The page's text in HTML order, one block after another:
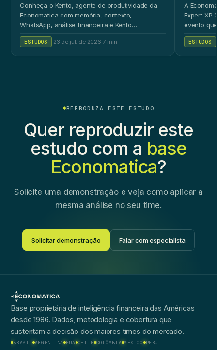
Conheça o Kento, agente de produtividade da
Economatica com memória, contexto,
WhatsApp, análise financeira e Kento
ESTUDOS 23 de jul. de 2026 7 min
A
Expert XP
evento
ESTUDOS
REPRODUZA ESTE ESTUDO
Quer reproduzir este
estudo com a base
Economatica?
Solicite uma demonstração e veja como aplicar a
mesma análise no seu time.
Solicitar demonstração Falar com especialista
Base proprietária de inteligência financeira das Américas
desde 1986. Dados, metodologia e cobertura que
sustentam a decisão dos maiores times do mercado.
BRASIL ARGENTINA EUA CHILE COLÔMBIA MÉXICO PERU